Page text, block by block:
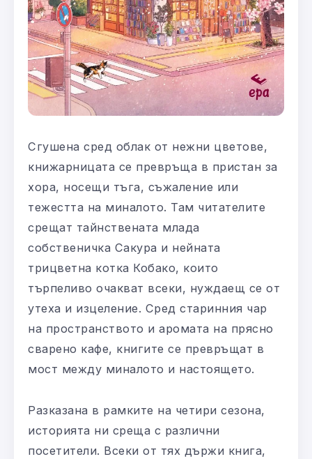
Сгушена сред облак от нежни цветове,
книжарницата се превръща в пристан за
хора, носещи тъга, съжаление или
тежестта на миналото. Там читателите
срещат тайнствената млада
собственичка Сакура и нейната
трицветна котка Кобако, които
търпеливо очакват всеки, нуждаещ се от
утеха и изцеление. Сред старинния чар
на пространството и аромата на прясно
сварено кафе, книгите се превръщат в
мост между миналото и настоящето.
Разказана в рамките на четири сезона,
историята ни среща с различни
посетители. Всеки от тях държи книга,